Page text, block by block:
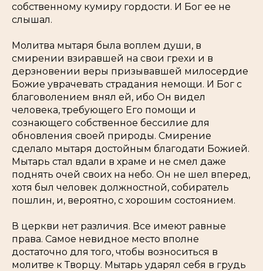
собственному кумиру гордости. И Бог ее не
слышал.
Молитва мытаря была воплем души, в
смирении взиравшей на свои грехи и в
дерзновении веры призывавшей милосердие
Божие уврачевать страдания немощи. И Бог с
благоволением внял ей, ибо Он видел
человека, требующего Его помощи и
сознающего собственное бессилие для
обновления своей природы. Смирение
сделало мытаря достойным благодати Божией.
Мытарь стал вдали в храме и не смел даже
поднять очей своих на небо. Он не шел вперед,
хотя был человек должностной, собиратель
пошлин, и, вероятно, с хорошим состоянием.
В церкви нет различия. Все имеют равные
права. Самое невидное место вполне
достаточно для того, чтобы возноситься в
молитве к Творцу. Мытарь ударял себя в грудь